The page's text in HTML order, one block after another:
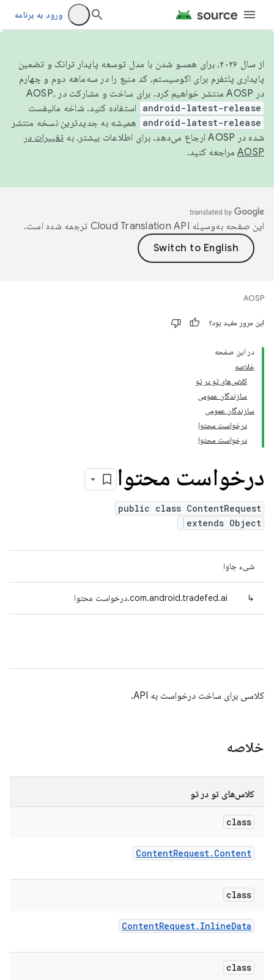
ورود به برنامه
از سال ۲۰۲۶، برای همسو شدن با مدل توسعه پایدار ترانک و تضمین
پایداری پلتفرم برای اکوسیستم، کد منبع را در سه‌ماهه دوم و چهارم
در AOSP منتشر خواهیم کرد. برای ساخت و مشارکت در AOSP،
android-latest-release استفاده کنید. شاخه مانیفست
android-latest-release
همیشه به جدیدترین نسخه منتشر
شده در AOSP ارجاع می‌دهد. برای اطلاعات بیشتر، به
تغییرات در
AOSP مراجعه کنید.
این صفحه به‌وسیله ترجمه شده است.
AOSP
این مرور مفید بود؟
در این صفحه
خلاصه
کلاس‌های تو در تو
سازندگان عمومی
سازندگان عمومی
درخواست محتوا
درخواست محتوا
درخواست محتوا
public class ContentRequest
extends Object
شیء جاوا
↳ com.android.tradefed.ai.درخواست محتوا
کلاسی برای ساخت درخواست به API.
خلاصه
کلاس‌های تو در تو
class
ContentRequest. Content
class
ContentRequest. InlineData
class